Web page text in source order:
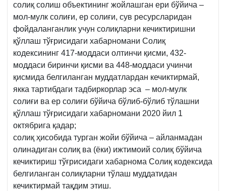
солиқ солиш объектининг жойлашган ери бўйича –
мол-мулк солиғи, ер солиғи, сув ресурсларидан
фойдаланганлик учун солиқларни кечиктиришни
қўллаш тўғрисидаги хабарномани Солиқ
кодексининг 417-моддаси олтинчи қисми, 432-
моддаси биринчи қисми ва 448-моддаси учинчи
қисмида белгиланган муддатлардан кечиктирмай,
якка тартибдаги тадбиркорлар эса – мол-мулк
солиғи ва ер солиғи бўйича бўлиб-бўлиб тўлашни
қўллаш тўғрисидаги хабарномани 2020 йил 1
октябрига қадар;
солиқ ҳисобида турган жойи бўйича – айланмадан
олинадиган солиқ ва (ёки) ижтимоий солиқ бўйича
кечиктириш тўғрисидаги хабарнома Солиқ кодексида
белгиланган солиқларни тўлаш муддатидан
кечиктирмай тақдим этиш.